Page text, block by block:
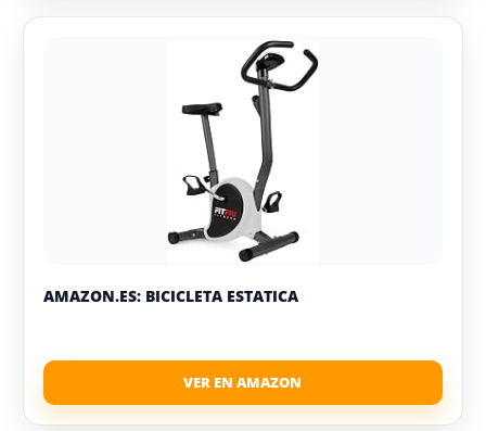
AMAZON.ES: BICICLETA ESTATICA